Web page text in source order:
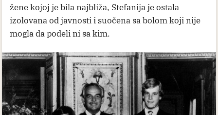
žene kojoj je bila najbliža, Stefanija je ostala
izolovana od javnosti i suočena sa bolom koji nije
mogla da podeli ni sa kim.